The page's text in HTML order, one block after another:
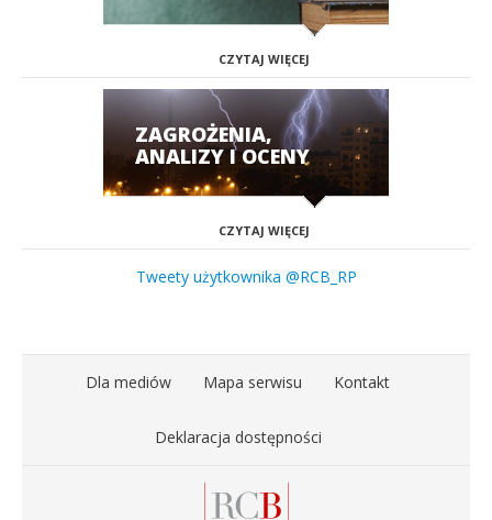
CZYTAJ WIĘCEJ
ZAGROŻENIA,
ANALIZY I OCENY
CZYTAJ WIĘCEJ
Tweety użytkownika @RCB_RP
Dla mediów Mapa serwisu Kontakt
Deklaracja dostępności